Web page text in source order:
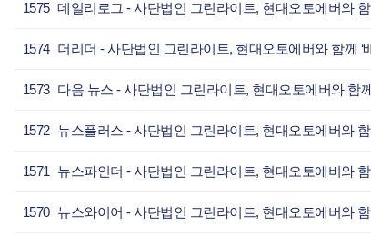
1575
1574
1573
1572
1571
1570